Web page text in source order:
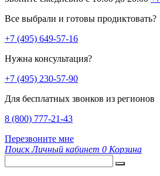
Все выбрали и готовы продиктовать?
+7 (495) 649-57-16
Нужна консультация?
+7 (495) 230-57-90
Для бесплатных звонков из регионов
8 (800) 777-21-43
Перезвоните мне
Поиск Личный кабинет 0 Корзина